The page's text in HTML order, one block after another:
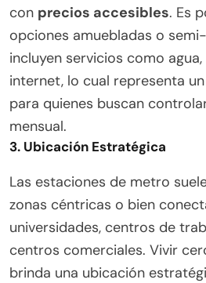
con precios accesibles. Es
opciones amuebladas o
incluyen servicios como agua,
internet, lo cual representa
para quienes buscan
mensual.
3. Ubicación Estratégica
Las estaciones de metro
zonas céntricas o bien
universidades, centros de
centros comerciales. Vivir
brinda una ubicación